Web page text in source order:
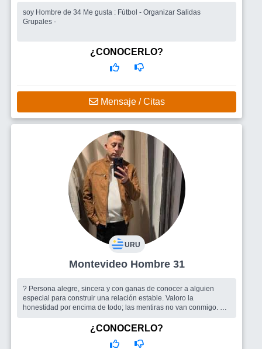
soy Hombre de 34 Me gusta : Fútbol - Organizar Salidas
Grupales -
¿CONOCERLO?
Mensaje / Citas
URU
Montevideo Hombre 31
? Persona alegre, sincera y con ganas de conocer a alguien
especial para construir una relación estable. Valoro la
honestidad por encima de todo; las mentiras no van conmigo. Me
Una mujer honesta¿CONOCERLO?